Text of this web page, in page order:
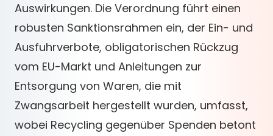
Auswirkungen. Die Verordnung führt einen
robusten Sanktionsrahmen ein, der Ein- und
Ausfuhrverbote, obligatorischen Rückzug
vom EU-Markt und Anleitungen zur
Entsorgung von Waren, die mit
Zwangsarbeit hergestellt wurden, umfasst,
wobei Recycling gegenüber Spenden betont